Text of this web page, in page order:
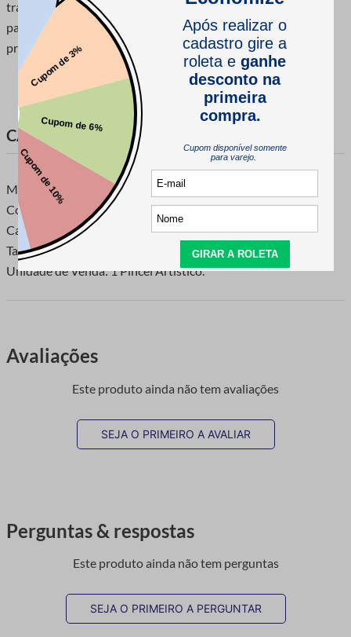
trazem muita suavidade na pintura. Essae Modelo é indicado
para Pinturas em cantos, cobertura de area, contornos,
preenchimento, patinas e etc.
CARACTERÍSTICAS DO PRODUTO
Marca: Condor
Composição: Ponta: Cerdas Brancas Especiais (Natural) |
Cabo: Madeira | Virola: Aluminio
Tamanho: C 24,8cm | L 0,5cm | A 0,5cm
Unidade de Venda: 1 Pincel Artistico.
Avaliações
Este produto ainda não tem avaliações
SEJA O PRIMEIRO A AVALIAR
Perguntas & respostas
Este produto ainda não tem perguntas
SEJA O PRIMEIRO A PERGUNTAR